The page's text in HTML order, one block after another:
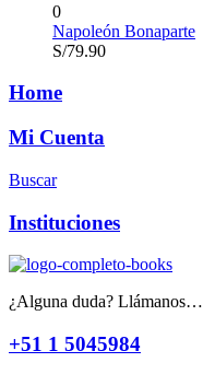
0
Napoleón Bonaparte
S/79.90
Home
Mi Cuenta
Buscar
Instituciones
¿Alguna duda? Llámanos…
+51 1 5045984